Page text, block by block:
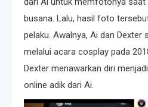
busana. Lalu, hasil foto
pelaku. Awalnya, Ai dan Dexter
melalui acara cosplay pada
Dexter menawarkan diri
online adik dari Ai.